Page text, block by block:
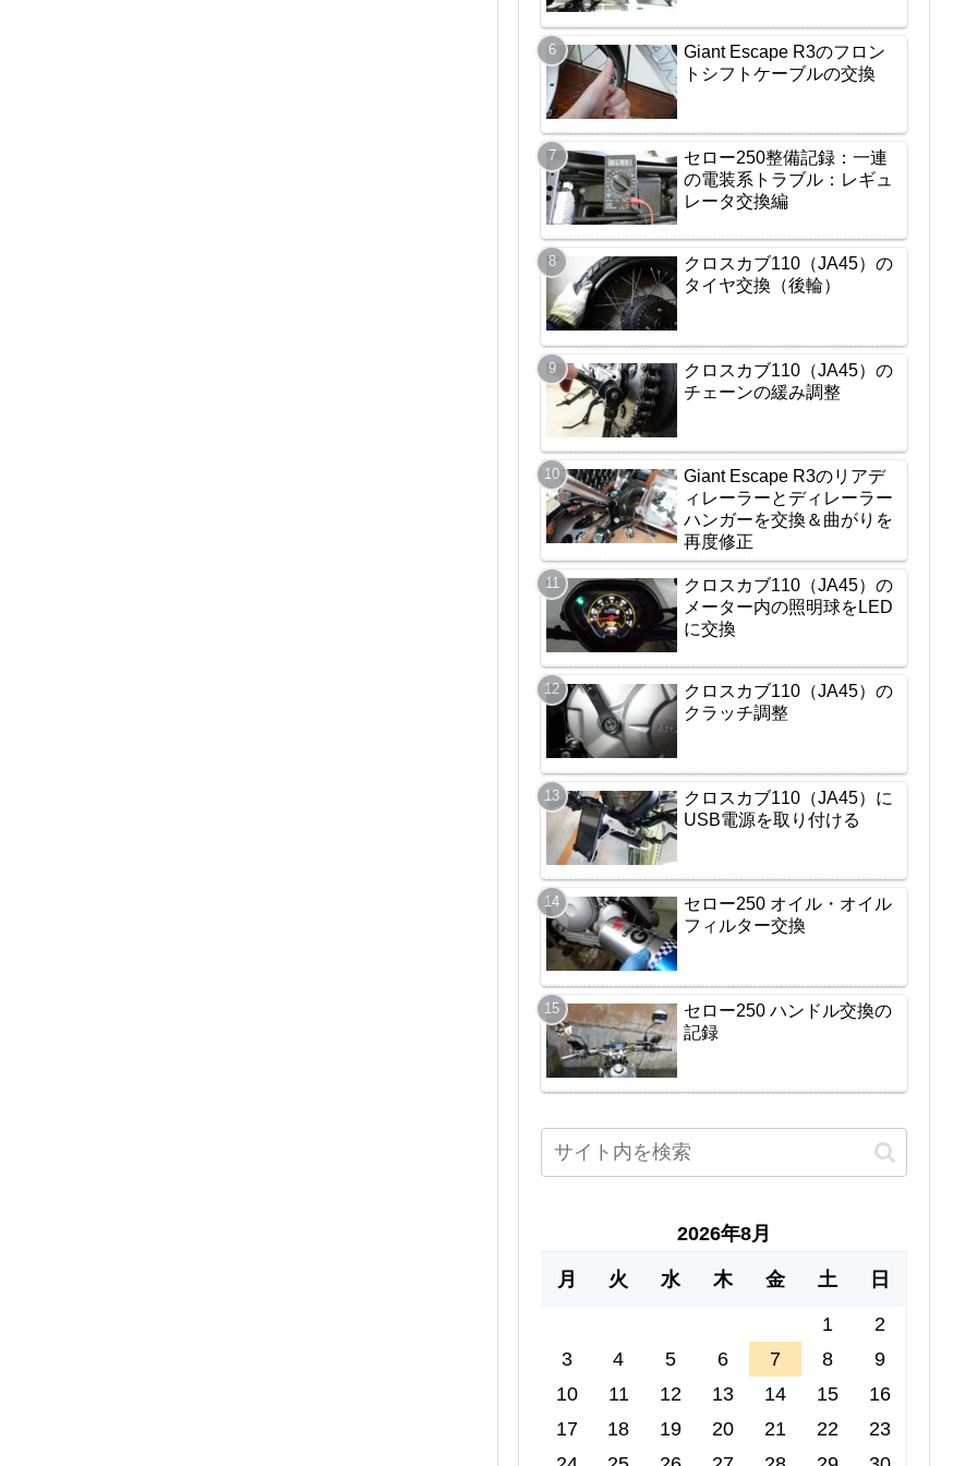
Giant Escape R3のフロン
トシフトケーブルの交換
セロー250整備記録：一連
の電装系トラブル：レギュ
レータ交換編
クロスカブ110（JA45）の
タイヤ交換（後輪）
クロスカブ110（JA45）の
チェーンの緩み調整
Giant Escape R3のリアデ
ィレーラーとディレーラー
ハンガーを交換＆曲がりを
再度修正
クロスカブ110（JA45）の
メーター内の照明球をLED
に交換
クロスカブ110（JA45）の
クラッチ調整
クロスカブ110（JA45）に
USB電源を取り付ける
セロー250 オイル・オイル
フィルター交換
セロー250 ハンドル交換の
記録
2026年8月
月 火 水 木 金 土 日
1
2
3
4 5 6 7 8
9
10
11 12 13 14 15
16
17
18 19 20 21 22
23